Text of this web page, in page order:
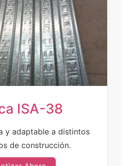
ISA-38
y adaptable a distintos
de construcción.